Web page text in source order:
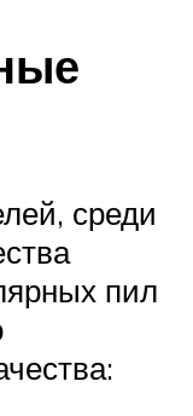
среди
пил